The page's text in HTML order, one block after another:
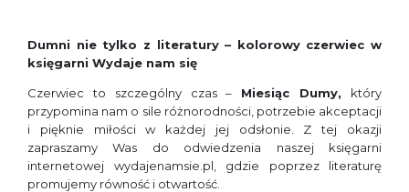
Dumni nie tylko z literatury – kolorowy czerwiec w
księgarni Wydaje nam się
Czerwiec to szczególny czas – Miesiąc Dumy, który
przypomina nam o sile różnorodności, potrzebie akceptacji
i pięknie miłości w każdej jej odsłonie. Z tej okazji
zapraszamy Was do odwiedzenia naszej księgarni
internetowej wydajenamsie.pl, gdzie poprzez literaturę
promujemy równość i otwartość.